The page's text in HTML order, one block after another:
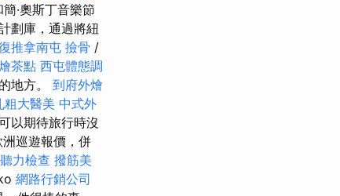
·奧斯丁音樂節
劃庫，通過將紐
推拿南屯 撿骨 /
茶點 西屯體態調
地方。 到府外燴
粗大醫美 中式外
以期待旅行時沒
巡遊報價，併
聽力檢查 撥筋美
網路行銷公司